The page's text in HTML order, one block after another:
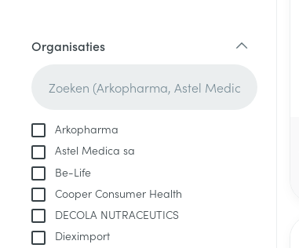
Organisaties
Arkopharma
Astel Medica sa
Be-Life
Cooper Consumer Health
DECOLA NUTRACEUTICS
Dieximport